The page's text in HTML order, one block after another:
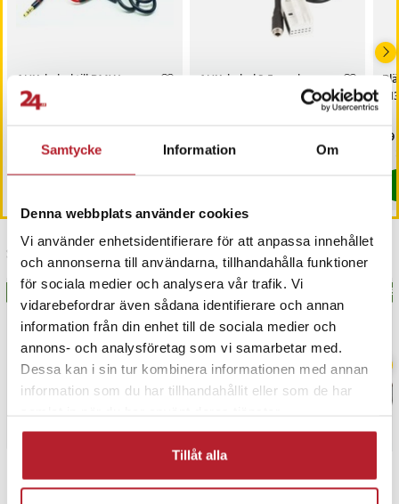
Samtycke Information Om
Denna webbplats använder cookies
Vi använder enhetsidentifierare för att anpassa innehållet
och annonserna till användarna, tillhandahålla funktioner
för sociala medier och analysera vår trafik. Vi
vidarebefordrar även sådana identifierare och annan
information från din enhet till de sociala medier och
annons- och analysföretag som vi samarbetar med.
Dessa kan i sin tur kombinera informationen med annan
information som du har tillhandahållit eller som de har
Tillåt alla
AUX-kabel till BMW
BM54/E46/E39/E53/X5
I lager, levereras inom 1-2 vardagar
AUX-kabel 3,5mm hona
till BMW X5 / E39 / E53 /
I lager, levereras inom 1-2 vardagar
Senast besökta
BÄSTSÄLJARE BÄSTSÄLJARE
PRISGARANTI